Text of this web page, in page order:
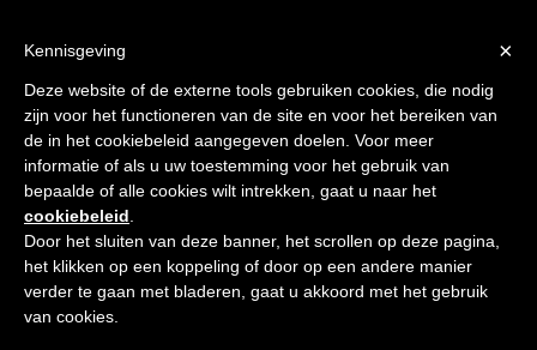
Toon15 Producten per pagina
×
Kennisgeving
Deze website of de externe tools gebruiken cookies, die nodig
zijn voor het functioneren van de site en voor het bereiken van
de in het cookiebeleid aangegeven doelen. Voor meer
informatie of als u uw toestemming voor het gebruik van
bepaalde of alle cookies wilt intrekken, gaat u naar het
cookiebeleid
Door het sluiten van deze banner, het scrollen op deze pagina,
het klikken op een koppeling of door op een andere manier
verder te gaan met bladeren, gaat u akkoord met het gebruik
van cookies.